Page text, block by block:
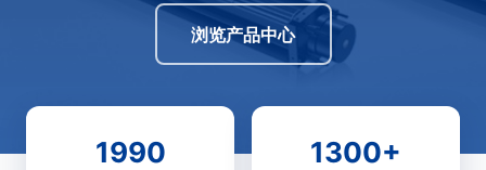
浏览产品中心
1990 1300+